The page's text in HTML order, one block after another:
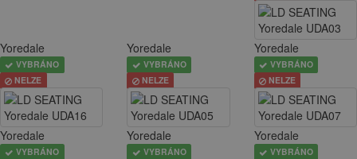
Yoredale
VYBRÁNO
NELZE
Yoredale
VYBRÁNO
NELZE
Yoredale
VYBRÁNO
NELZE
Yoredale
VYBRÁNO
Yoredale
VYBRÁNO
Yoredale
VYBRÁNO